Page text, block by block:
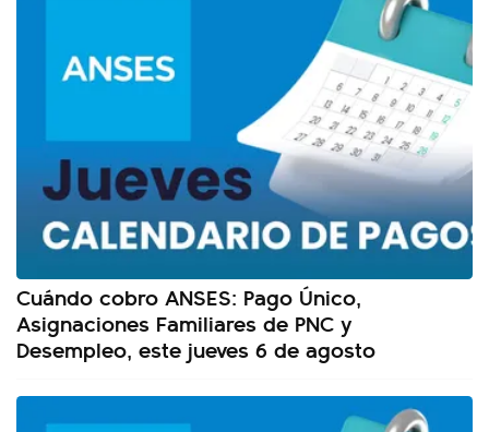
Cuándo cobro ANSES: Pago Único,
Asignaciones Familiares de PNC y
Desempleo, este jueves 6 de agosto